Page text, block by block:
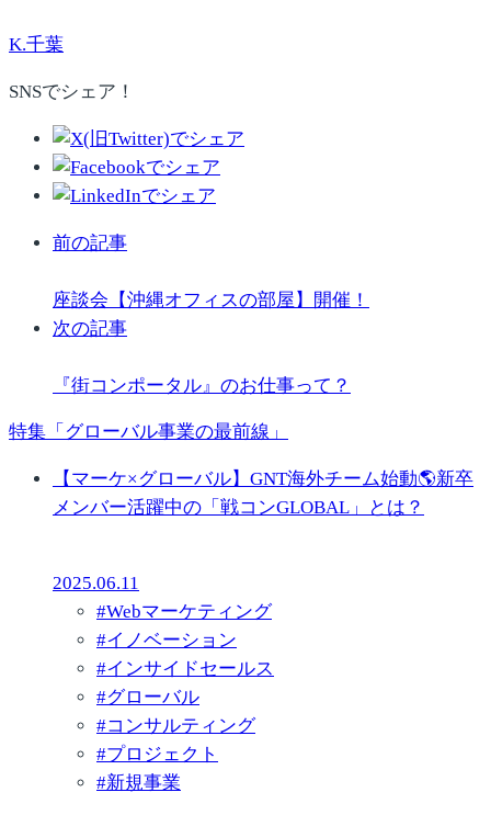
K.千葉
SNSでシェア！
前の記事
座談会【沖縄オフィスの部屋】開催！
次の記事
『街コンポータル』のお仕事って？
特集「グローバル事業の最前線」
【マーケ×グローバル】GNT海外チーム始動🌎新卒
メンバー活躍中の「戦コンGLOBAL」とは？
2025.06.11
#Webマーケティング
#イノベーション
#インサイドセールス
#グローバル
#コンサルティング
#プロジェクト
#新規事業